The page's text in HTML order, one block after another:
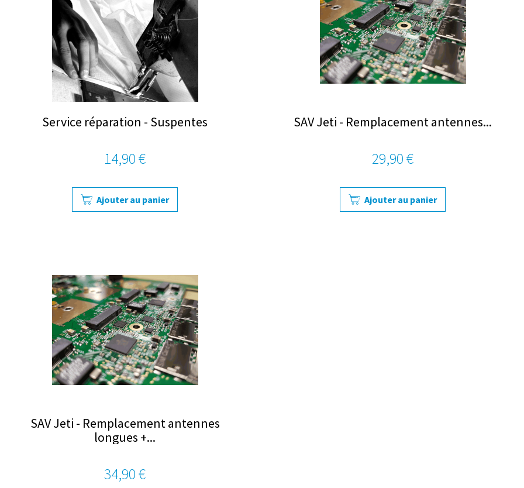
Service réparation - Suspentes
14,90 €
Ajouter au panier
SAV Jeti - Remplacement antennes...
29,90 €
Ajouter au panier
SAV Jeti - Remplacement antennes
longues +...
34,90 €